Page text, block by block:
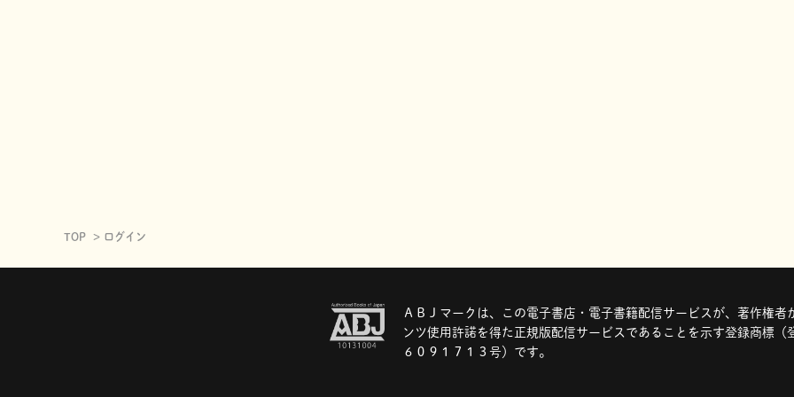
TOP ログイン
ＡＢＪマークは、この電子書店・電子書籍配信サービスが、著作権者
ンツ使用許諾を得た正規版配信サービスであることを示す登録商標（
６０９１７１３号）です。